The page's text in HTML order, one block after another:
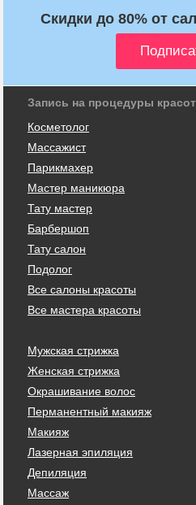
Скидки до 80% от
Запись на процедуры
Косметолог
Массажист
Парикмахер
Мастер маникюра
Тату мастер
Барбершоп
Тату салон
Подолог
Все салоны красоты
Все мастера красоты
Мужская стрижка
Женская стрижка
Окрашивание волос
Перманентный макияж
Макияж
Лазерная эпиляция
Депиляция
Массаж